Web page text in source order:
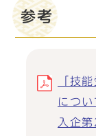
参考
「技
につ
入企